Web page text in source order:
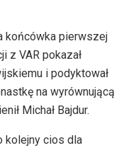
końcówka pierwszej
z VAR pokazał
i podyktował
na wyrównującą
Michał Bajdur.
kolejny cios dla